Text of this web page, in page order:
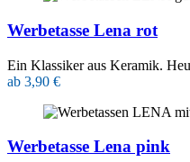
Werbetasse Lena rot
Ein Klassiker aus Keramik.
ab 3,90 €
Werbetasse Lena pink